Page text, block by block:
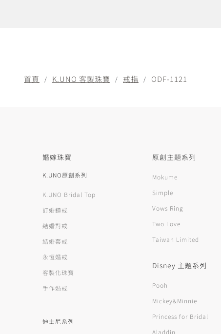
首頁 K.UNO 客製珠寶 戒指 ODF-1121
婚嫁珠寶
K.UNO原創系列
K.UNO Bridal Top
訂婚鑽戒
結婚對戒
結婚套戒
永恆婚戒
客製化珠寶
手作婚戒
迪士尼系列
原創主題系列
Mokume
Simple
Vows Ring
Two Love
Taiwan Limited
Disney 主題系列
Pooh
Mickey&Minnie
Princess for Bridal
Aladdin